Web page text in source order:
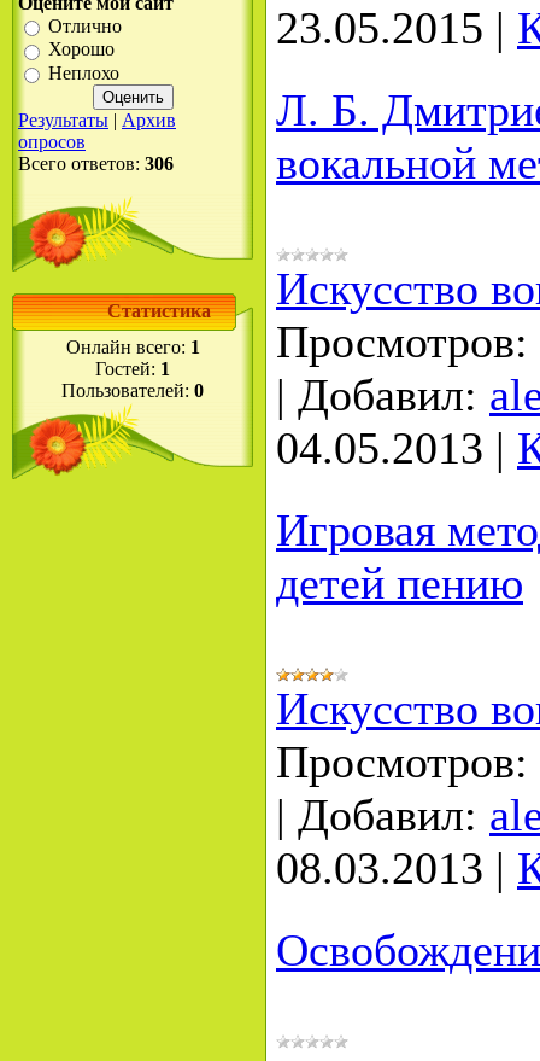
Отлично
Хорошо
Неплохо
Результаты | Архив
опросов
Всего ответов: 306
Статистика
Онлайн всего: 1
Гостей: 1
Пользователей: 0
23.05.2015 |
Л. Б.
вокальной
Искусство
Просмотров:
| Добавил:
04.05.2013 |
Игровая
детей пению
Искусство
Просмотров:
| Добавил:
08.03.2013 |